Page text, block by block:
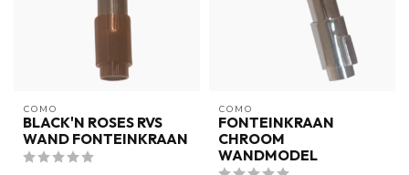
COMO
BLACK'N ROSES RVS
WAND FONTEINKRAAN
COMO
FONTEINKRAAN
CHROOM
WANDMODEL